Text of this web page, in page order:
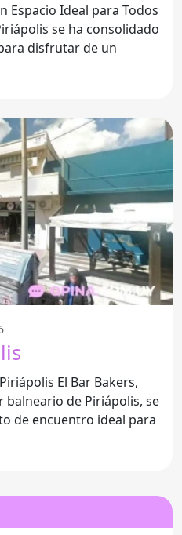
Espacio Ideal para Todos
se ha consolidado
disfrutar de un
Bar Bakers,
balneario de Piriápolis, se
de encuentro ideal para